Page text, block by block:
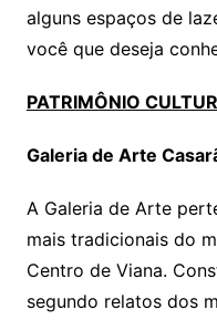
alguns espaços de
você que deseja
PATRIMÔNIO
Galeria de Arte
A Galeria de Arte
mais tradicionais do
Centro de Viana.
segundo relatos dos